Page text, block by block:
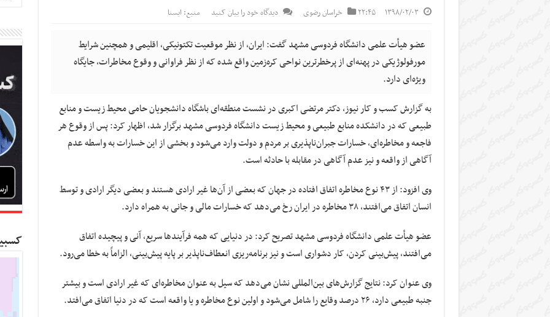
۱۳۹۸/۰۲/۰۳ ۲۲:۴۵ خراسان رضوی دیدگاه خود را بیان کنید منبع: ایسنا
عضو هیأت علمی دانشگاه فردوسی مشهد گفت: ایران، از نظر موقعیت تکتونیکی، اقلیمی و همچنین شرایط
مورفولوژیکی در پهنه‌ای از پرخطرترین نواحی کره‌زمین واقع شده که از نظر فراوانی و وقوع مخاطرات، جایگاه
ویژه‌ای دارد.
به گزارش کسب و کار نیوز، دکتر مرتضی اکبری در نشست منطقه‌ای باشگاه دانشجویان حامی محیط زیست و منابع
طبیعی که در دانشکده منابع طبیعی و محیط زیست دانشگاه فردوسی مشهد برگزار شد، اظهار کرد: پس از وقوع هر
فاجعه و مخاطره‌ای، خسارات جبران‌ناپذیری بر مردم و دولت وارد می‌شود و بخشی از این خسارات به واسطه عدم
آگاهی از واقعه و نیز عدم آگاهی در مقابله با حادثه است.
وی افزود: از ۴۳ نوع مخاطره اتفاق افتاده در جهان که بعضی از آن‌ها غیر ارادی هستند و بعضی دیگر ارادی و توسط
انسان اتفاق می‌افتند، ۳۸ مخاطره در ایران رخ می‌دهد که خسارات مالی و جانی به همراه دارد.
عضو هیأت علمی دانشگاه فردوسی مشهد تصریح کرد: در دنیایی که همه فرآیندها سریع، آنی و پیچیده اتفاق
می‌افتند، پیش‌بینی کردن، کار دشواری است و نیز برنامه‌ریزی انعطاف‌ناپذیر بر پایه پیش‌بینی، الزاماً به خطا می‌رود.
وی عنوان کرد: نتایج گزارش‌های بین‌المللی نشان می‌دهد که سیل به عنوان مخاطره‌ای که غیر ارادی است و بیشتر
جنبه طبیعی دارد، ۲۶ درصد وقایع را شامل می‌شود و اولین نوع مخاطره و یا واقعه است که در دنیا اتفاق می‌افتد.